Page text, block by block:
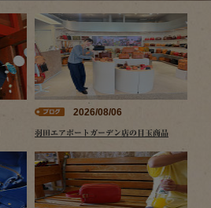
2026/08/06
羽田エアポートガーデン店の目玉商品